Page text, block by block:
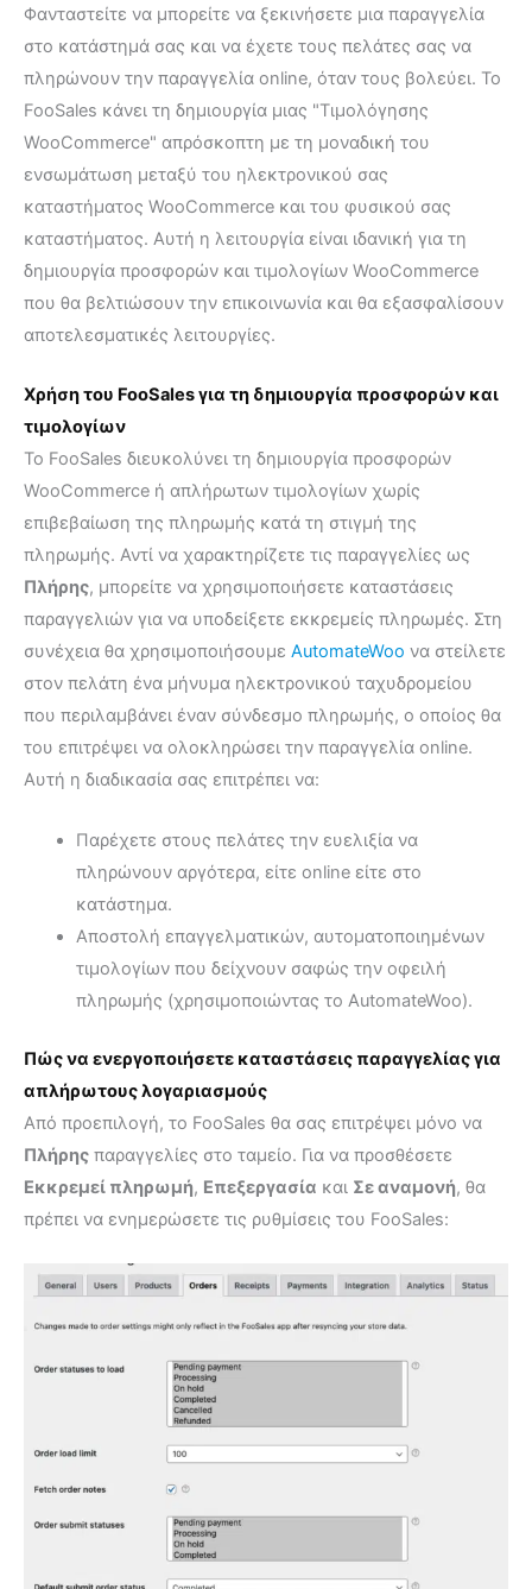
Φανταστείτε να μπορείτε να ξεκινήσετε μια παραγγελία
στο κατάστημά σας και να έχετε τους πελάτες σας να
πληρώνουν την παραγγελία online, όταν τους βολεύει. Το
FooSales κάνει τη δημιουργία μιας "Τιμολόγησης
WooCommerce" απρόσκοπτη με τη μοναδική του
ενσωμάτωση μεταξύ του ηλεκτρονικού σας
καταστήματος WooCommerce και του φυσικού σας
καταστήματος. Αυτή η λειτουργία είναι ιδανική για τη
δημιουργία προσφορών και τιμολογίων WooCommerce
που θα βελτιώσουν την επικοινωνία και θα εξασφαλίσουν
αποτελεσματικές λειτουργίες.
Χρήση του FooSales για τη δημιουργία προσφορών και
τιμολογίων
Το FooSales διευκολύνει τη δημιουργία προσφορών
WooCommerce ή απλήρωτων τιμολογίων χωρίς
επιβεβαίωση της πληρωμής κατά τη στιγμή της
πληρωμής. Αντί να χαρακτηρίζετε τις παραγγελίες ως
Πλήρης, μπορείτε να χρησιμοποιήσετε καταστάσεις
παραγγελιών για να υποδείξετε εκκρεμείς πληρωμές. Στη
συνέχεια θα χρησιμοποιήσουμε AutomateWoo να στείλετε
στον πελάτη ένα μήνυμα ηλεκτρονικού ταχυδρομείου
που περιλαμβάνει έναν σύνδεσμο πληρωμής, ο οποίος θα
του επιτρέψει να ολοκληρώσει την παραγγελία online.
Αυτή η διαδικασία σας επιτρέπει να:
Παρέχετε στους πελάτες την ευελιξία να
πληρώνουν αργότερα, είτε online είτε στο
κατάστημα.
Αποστολή επαγγελματικών, αυτοματοποιημένων
τιμολογίων που δείχνουν σαφώς την οφειλή
πληρωμής (χρησιμοποιώντας το AutomateWoo).
Πώς να ενεργοποιήσετε καταστάσεις παραγγελίας για
απλήρωτους λογαριασμούς
Από προεπιλογή, το FooSales θα σας επιτρέψει μόνο να
Πλήρης παραγγελίες στο ταμείο. Για να προσθέσετε
Εκκρεμεί πληρωμή, Επεξεργασία και Σε αναμονή, θα
πρέπει να ενημερώσετε τις ρυθμίσεις του FooSales: